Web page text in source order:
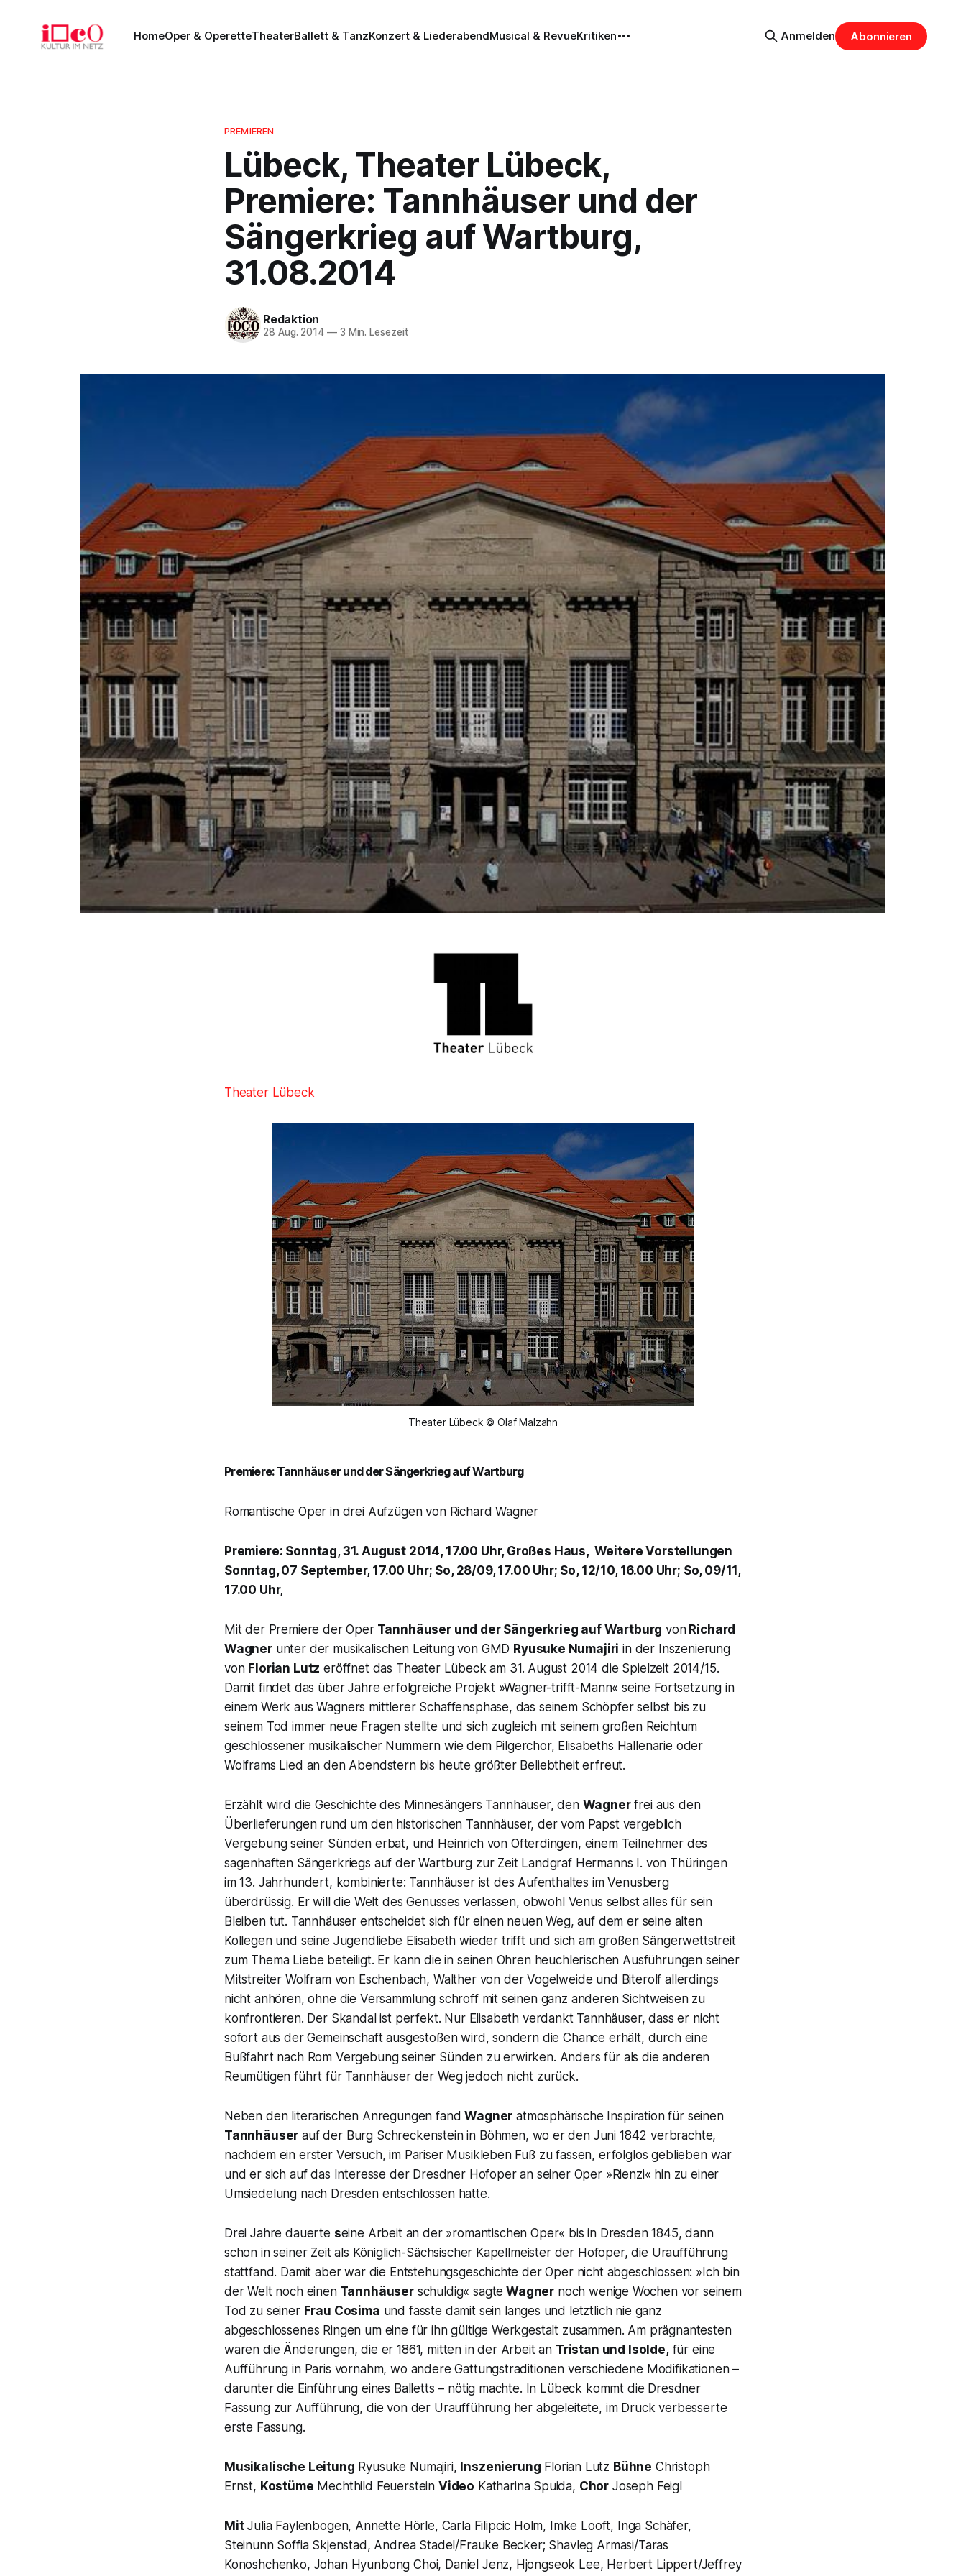
HomeOper & OperetteTheaterBallett & TanzKonzert & LiederabendMusical & RevueKritiken Anmelden Abonnieren
PREMIEREN
Lübeck, Theater Lübeck,
Premiere: Tannhäuser und der
Sängerkrieg auf Wartburg,
31.08.2014
Redaktion
28 Aug. 2014 —3 Min. Lesezeit
Theater Lübeck
Theater Lübeck © Olaf Malzahn
Premiere: Tannhäuser und der Sängerkrieg auf Wartburg
Romantische Oper in drei Aufzügen von Richard Wagner
Premiere: Sonntag, 31. August 2014, 17.00 Uhr, Großes Haus, Weitere Vorstellungen
Sonntag, 07 September, 17.00 Uhr; So, 28/09, 17.00 Uhr; So, 12/10, 16.00 Uhr; So, 09/11,
17.00 Uhr,
Mit der Premiere der Oper Tannhäuser und der Sängerkrieg auf Wartburg vonRichard
Wagnerunter der musikalischen Leitung von GMD Ryusuke Numajiri in der Inszenierung
von Florian Lutz eröffnet das Theater Lübeck am 31. August 2014 die Spielzeit 2014/15.
Damit findet das über Jahre erfolgreiche Projekt »Wagner-trifft-Mann« seine Fortsetzung in
einem Werk aus Wagners mittlerer Schaffensphase, das seinem Schöpfer selbst bis zu
seinem Tod immer neue Fragen stellte und sich zugleich mit seinem großen Reichtum
geschlossener musikalischer Nummern wie dem Pilgerchor, Elisabeths Hallenarie oder
Wolframs Lied an den Abendstern bis heute größter Beliebtheit erfreut.
Erzählt wird die Geschichte des Minnesängers Tannhäuser, den Wagnerfrei aus den
Überlieferungen rund um den historischen Tannhäuser, der vom Papst vergeblich
Vergebung seiner Sünden erbat, und Heinrich von Ofterdingen, einem Teilnehmer des
sagenhaften Sängerkriegs auf der Wartburg zur Zeit Landgraf Hermanns I. von Thüringen
im 13. Jahrhundert, kombinierte: Tannhäuserist des Aufenthaltes imVenusberg
überdrüssig. Er will die Welt des Genusses verlassen, obwohl Venus selbst alles für sein
Bleiben tut. Tannhäuser entscheidet sich für einen neuen Weg, auf dem er seine alten
Kollegen und seine Jugendliebe Elisabeth wieder trifft und sich am großen Sängerwettstreit
zum Thema Liebe beteiligt. Er kann die in seinen Ohren heuchlerischen Ausführungen seiner
Mitstreiter Wolfram von Eschenbach, Walther von der Vogelweide und Biterolf allerdings
nicht anhören, ohne die Versammlung schroff mit seinen ganz anderen Sichtweisen zu
konfrontieren. Der Skandal ist perfekt. NurElisabeth verdankt Tannhäuser, dass er nicht
sofort aus der Gemeinschaft ausgestoßen wird, sondern die Chance erhält, durch eine
Bußfahrt nach Rom Vergebung seiner Sünden zu erwirken. Anders für als die anderen
Reumütigen führt für Tannhäuser der Weg jedoch nicht zurück.
Neben den literarischen Anregungen fandWagner atmosphärische Inspiration für seinen
Tannhäuser auf der Burg Schreckenstein in Böhmen, wo er den Juni 1842 verbrachte,
nachdem ein erster Versuch, im Pariser Musikleben Fuß zu fassen, erfolglos geblieben war
und er sich auf das Interesse der Dresdner Hofoper an seiner Oper »Rienzi« hin zu einer
Umsiedelung nach Dresden entschlossen hatte.
Drei Jahre dauerte seine Arbeit an der »romantischen Oper« bis in Dresden 1845, dann
schon in seiner Zeit als Königlich-Sächsischer Kapellmeister der Hofoper, die Uraufführung
stattfand. Damit aber war die Entstehungsgeschichte der Oper nicht abgeschlossen: »Ich bin
der Welt noch einenTannhäuserschuldig« sagte Wagner noch wenige Wochen vor seinem
Tod zu seiner Frau Cosima und fasste damit sein langes und letztlich nie ganz
abgeschlossenes Ringen um eine für ihn gültige Werkgestalt zusammen. Am prägnantesten
waren die Änderungen, die er 1861, mitten in der Arbeit an Tristan und Isolde,für eine
Aufführung in Paris vornahm, wo andere Gattungstraditionen verschiedene Modifikationen –
darunter die Einführung eines Balletts – nötig machte. In Lübeck kommt die Dresdner
Fassung zur Aufführung, die von der Uraufführung her abgeleitete, im Druck verbesserte
erste Fassung.
Musikalische Leitung Ryusuke Numajiri, Inszenierung Florian Lutz Bühne Christoph
Ernst, Kostüme Mechthild Feuerstein Video Katharina Spuida, Chor Joseph Feigl
MitJulia Faylenbogen, Annette Hörle, Carla Filipcic Holm, Imke Looft, Inga Schäfer,
Steinunn Soffia Skjenstad, Andrea Stadel/Frauke Becker; Shavleg Armasi/Taras
Konoshchenko, Johan Hyunbong Choi, Daniel Jenz, Hjongseok Lee, Herbert Lippert/Jeffrey